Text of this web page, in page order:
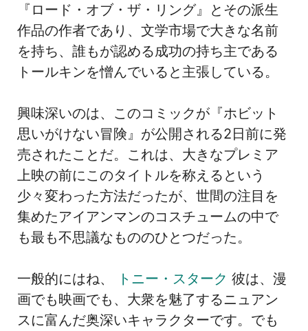
『ロード・オブ・ザ・リング』とその派生
作品の作者であり、文学市場で大きな名前
を持ち、誰もが認める成功の持ち主である
トールキンを憎んでいると主張している。
興味深いのは、このコミックが『ホビット
思いがけない冒険』が公開される2日前に発
売されたことだ。これは、大きなプレミア
上映の前にこのタイトルを称えるという
少々変わった方法だったが、世間の注目を
集めたアイアンマンのコスチュームの中で
も最も不思議なもののひとつだった。
一般的にはね、 トニー・スターク 彼は、漫
画でも映画でも、大衆を魅了するニュアン
スに富んだ奥深いキャラクターです。でも